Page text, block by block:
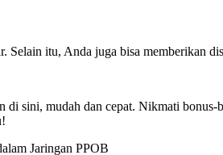
itu, Anda juga bisa memberikan
sini, mudah dan cepat. Nikmati
Jaringan PPOB